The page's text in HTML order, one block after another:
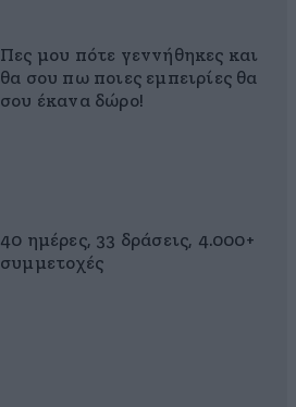
Πες μου πότε γεννήθηκες και
θα σου πω ποιες εμπειρίες θα
σου έκανα δώρο!
40 ημέρες, 33 δράσεις, 4.000+
συμμετοχές